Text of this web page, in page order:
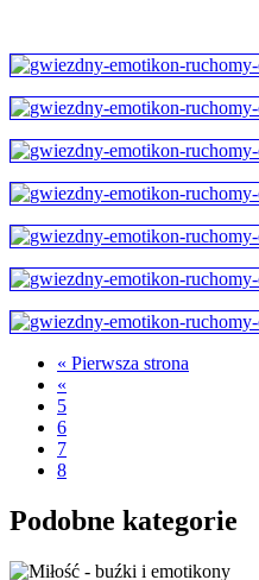
« Pierwsza strona
«
5
6
7
8
Podobne kategorie